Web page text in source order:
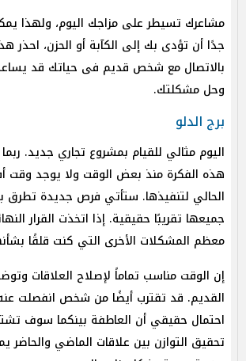
مشاعرك تسيطر على مزاجك اليوم، ولهذا
جدًا أن تؤدى بك إلى الكآبة أو الحزن، احذر
بالاتصال مع شخص قديم فى حياتك قد
وحل مشكلتك.
برج الدلو
اليوم مثالي للقيام بمشروع تجاري جديد.
هذه الفكرة منذ بعض الوقت ولا يوجد وقت
الحالي لتنفيذها. ستأتي فرص جديدة تطرق
جميعها تقريبًا حقيقية. إذا اتخذت القرار
معظم المشكلات الأخرى التي كنت قلقًا
إن الوقت مناسب تماماً لإصلاح العلاقات
القديم. قد تقترب أيضًا من شخص انفصلت
احتمال حقيقي أن العاطفة بينكما سوف
تحقيق التوازن بين علاقات الماضي والحاضر